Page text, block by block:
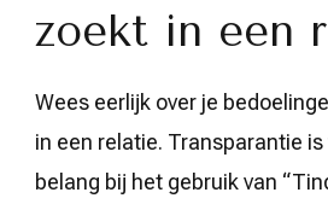
zoekt in een
Wees eerlijk over je
in een relatie. Transparantie
belang bij het gebruik van